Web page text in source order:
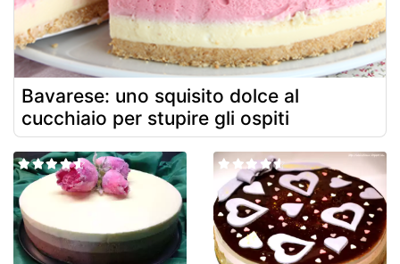
Bavarese: uno squisito dolce al
cucchiaio per stupire gli ospiti